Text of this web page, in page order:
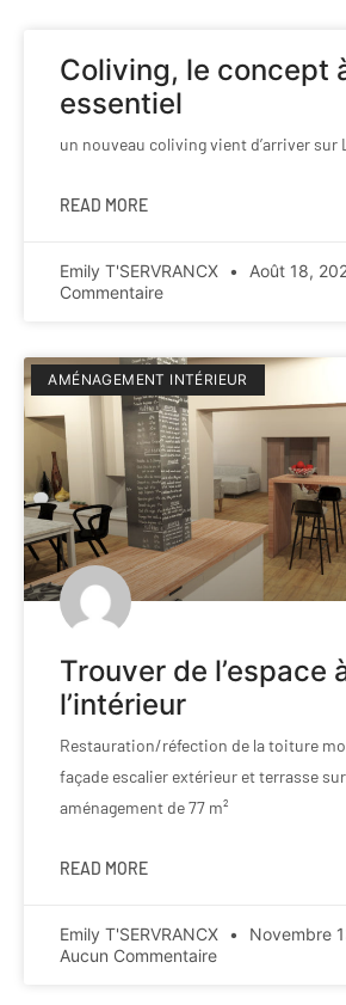
Coliving, le concept
essentiel
un nouveau coliving vient d’arriver sur
READ MORE
Emily T'SERVRANCX Août 18,
Commentaire
AMÉNAGEMENT INTÉRIEUR
Trouver de l’espace
l’intérieur
Restauration/réfection de la toiture
façade escalier extérieur et terrasse
aménagement de 77 m²
READ MORE
Emily T'SERVRANCX
Novembre
Aucun Commentaire